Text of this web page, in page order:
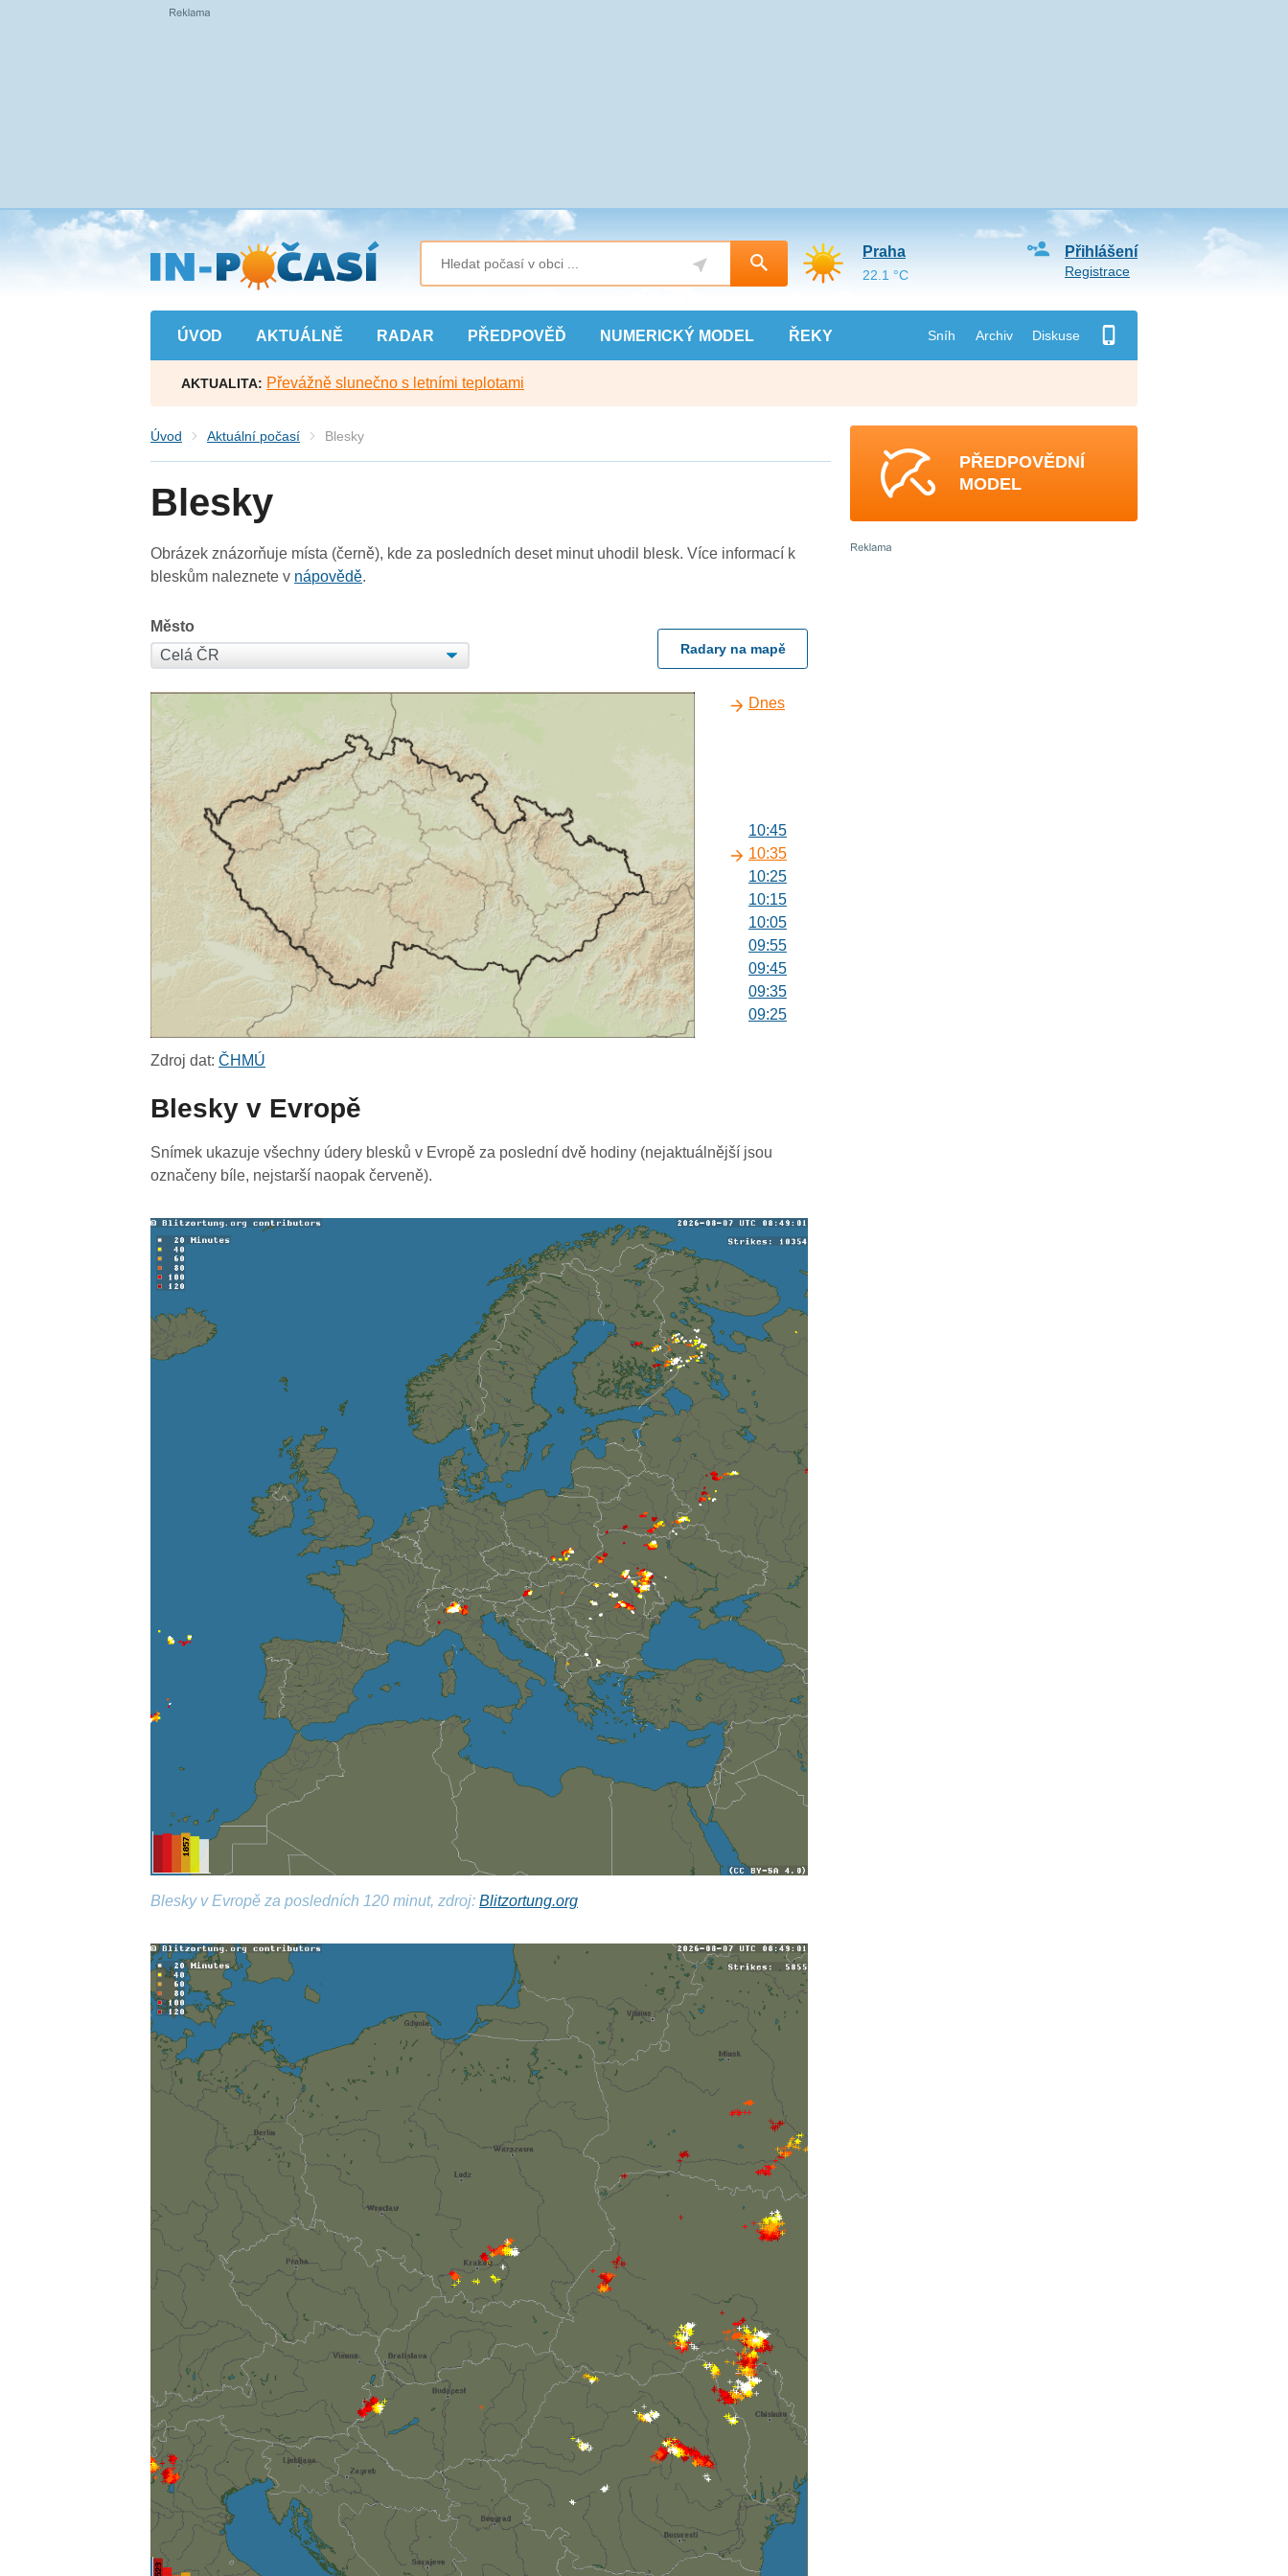
Přejít
na
hlavní
obsah
ÚVOD AKTUÁLNĚ RADAR PŘEDPOVĚĎ NUMERICKÝ MODEL ŘEKY Sníh Archiv Diskuse
Přihlášení
Registrace
Praha
22.1 °C
AKTUALITA: Převážně slunečno s letními teplotami
Úvod Aktuální počasí Blesky
Blesky
Obrázek znázorňuje místa (černě), kde za posledních deset minut uhodil blesk. Více informací k
bleskům naleznete v nápovědě.
Město
Radary na mapě
Dnes
10:45
10:35
10:25
10:15
10:05
09:55
09:45
09:35
09:25
08:25
07:55
07:45
Zdroj dat:ČHMÚ
Blesky v Evropě
Snímek ukazuje všechny údery blesků v Evropě za poslední dvě hodiny (nejaktuálnější jsou
označeny bíle, nejstarší naopak červeně).
Blesky v Evropě za posledních 120 minut, zdroj:Blitzortung.org
PŘEDPOVĚDNÍ
MODEL